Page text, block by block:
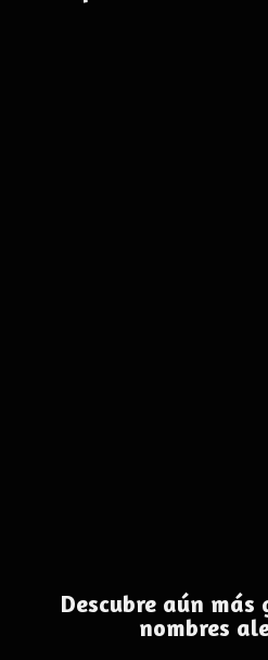
Descubre aún más
nombres